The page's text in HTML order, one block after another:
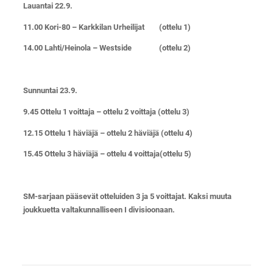
Lauantai 22.9.
11.00 Kori-80 – Karkkilan Urheilijat (ottelu 1)
14.00 Lahti/Heinola – Westside (ottelu 2)
Sunnuntai 23.9.
9.45 Ottelu 1 voittaja – ottelu 2 voittaja (ottelu 3)
12.15 Ottelu 1 häviäjä – ottelu 2 häviäjä (ottelu 4)
15.45 Ottelu 3 häviäjä – ottelu 4 voittaja(ottelu 5)
SM-sarjaan pääsevät otteluiden 3 ja 5 voittajat. Kaksi muuta
joukkuetta valtakunnalliseen I divisioonaan.